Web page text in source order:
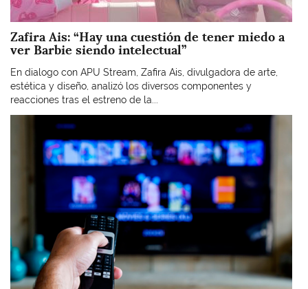
Zafira Ais: “Hay una cuestión de tener miedo a
ver Barbie siendo intelectual”
En dialogo con APU Stream, Zafira Ais, divulgadora de arte,
estética y diseño, analizó los diversos componentes y
reacciones tras el estreno de la...